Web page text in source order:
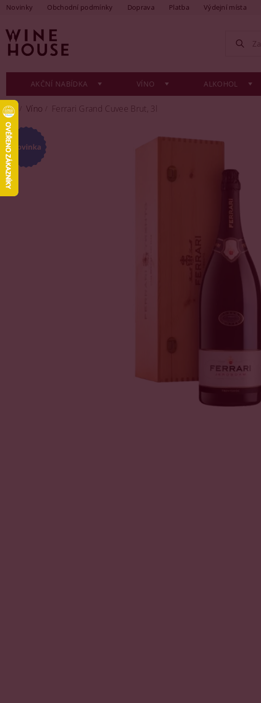
Novinky Obchodní podmínky Doprava Platba Výdejní místa
AKČNÍ NABÍDKA VÍNO ALKOHOL
Víno Ferrari Grand Cuvee Brut, 3l